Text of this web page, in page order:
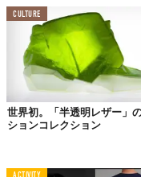
ンの間には興味深い共
この二つの業界の接近
値や体験を提供し合う
だろう。
食が持つ日常性や親し
を下げ、より幅広い層
ンが持つトレンド感や
CULTURE
世界初。「半透明レザー」
ションコレクション